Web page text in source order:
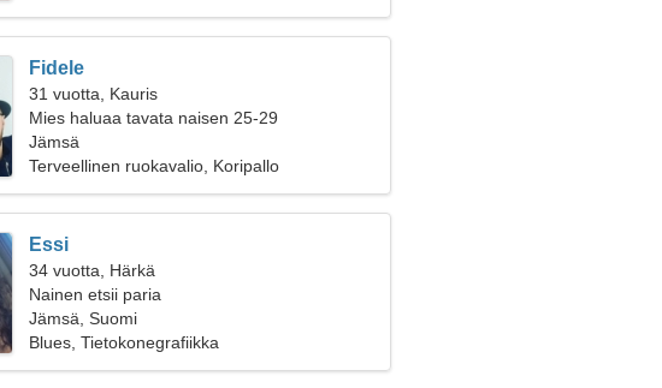
Fidele
31 vuotta, Kauris
Mies haluaa tavata naisen 25-29
Jämsä
Terveellinen ruokavalio, Koripallo
Essi
34 vuotta, Härkä
Nainen etsii paria
Jämsä, Suomi
Blues, Tietokonegrafiikka